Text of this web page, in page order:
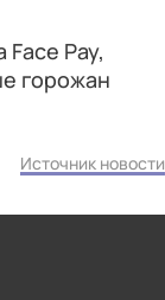
Pay,
горожан
Источник новости